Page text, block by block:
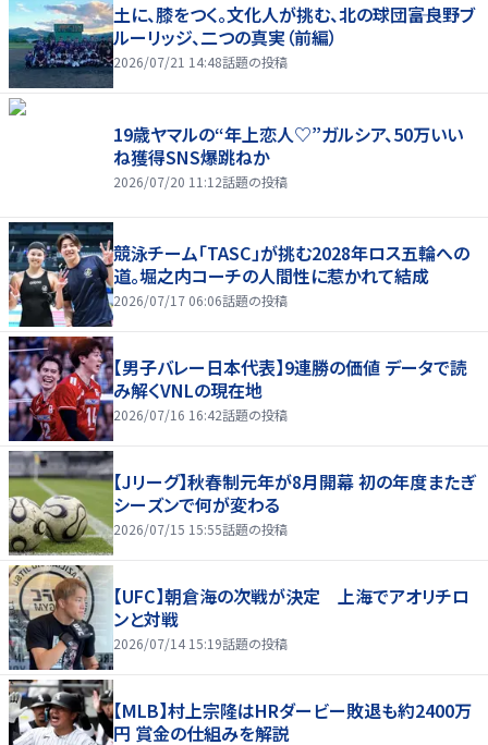
土に、膝をつく。文化人が挑む、北の球団――富良野ブ
ルーリッジ、二つの真実（前編）
2026/07/21 14:48話題の投稿
19歳ヤマルの“年上恋人♡”ガルシア、50万いい
ね獲得SNS爆跳ねか
2026/07/20 11:12話題の投稿
競泳チーム「TASC」が挑む2028年ロス五輪への
道。堀之内コーチの人間性に惹かれて結成
2026/07/17 06:06話題の投稿
【男子バレー日本代表】9連勝の価値 データで読
み解くVNLの現在地
2026/07/16 16:42話題の投稿
【Jリーグ】秋春制元年が8月開幕 初の年度またぎ
シーズンで何が変わる
2026/07/15 15:55話題の投稿
【UFC】朝倉海の次戦が決定 上海でアオリチロ
ンと対戦
2026/07/14 15:19話題の投稿
【MLB】村上宗隆はHRダービー敗退も約2400万
円 賞金の仕組みを解説